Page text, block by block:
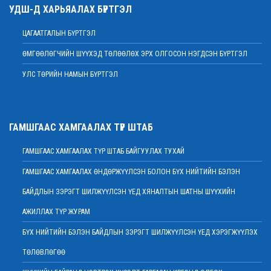
Дээд шүүхийн нийт шүүгчийн хуралдаан болно
МЭНДЧИЛГЭЭ
2022 оны 02 сарын 01
Дээд шүүхийн Тамгын газрын ажилтнуудын 82 хувь нь ХАСХОМ мэдүүлээд
МЭДЭГДЭЛ
2022 оны 01 сарын 20
Ерөнхий шүүгч Д.Ганзориг Европын Холбооноос Монгол Улсад суугаа
Элчин сайдтай хамтын ажиллагааны талаар санал солилцов
2022 оны 01 сарын 19
Үндсэн хуулийн цэцийн гишүүнд нэр дэвшигчийн материал хүлээн авах
2022 оны 01 сарын 19
УДШ-Д ХАРЬЯАЛАХ БҮРТГЭЛ
ЦАГААТГАЛЫН БҮРТГЭЛ
ӨМГӨӨЛӨГЧИЙН ШҮҮХЭД ТӨЛӨӨЛӨХ ЭРХ ОЛГОСОН НЭГДСЭН БҮРТГЭЛ
УЛС ТӨРИЙН НАМЫН БҮРТГЭЛ
ГАМШГААС ХАМГААЛАХ ТҮР ШТАБ
ГАМШГААС ХАМГААЛАХ ТҮР ШТАБ БАЙГУУЛАХ ТУХАЙ
ГАМШГААС ХАМГААЛАХ ӨНДӨРЖҮҮЛСЭН БОЛОН БҮХ НИЙТИЙН БЭЛЭН
БАЙДЛЫН ЗЭРЭГТ ШИЛЖҮҮЛСЭН ҮЕД ХЯНАЛТЫН ШАТНЫ ШҮҮХИЙН
АЖИЛЛАХ ТҮР ЖУРАМ
БҮХ НИЙТИЙН БЭЛЭН БАЙДЛЫН ЗЭРЭГТ ШИЛЖҮҮЛСЭН ҮЕД ХЭРЭГЖҮҮЛЭХ
ТӨЛӨВЛӨГӨӨ